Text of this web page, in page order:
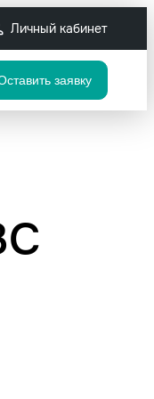
Личный кабинет
заявку